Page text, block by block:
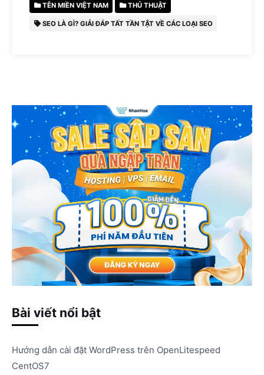
TÊN MIỀN VIỆT NAM THỦ THUẬT
SEO LÀ GÌ? GIẢI ĐÁP TẤT TẦN TẬT VỀ CÁC LOẠI SEO
Bài viết nổi bật
Hướng dẫn cài đặt WordPress trên OpenLitespeed
CentOS7